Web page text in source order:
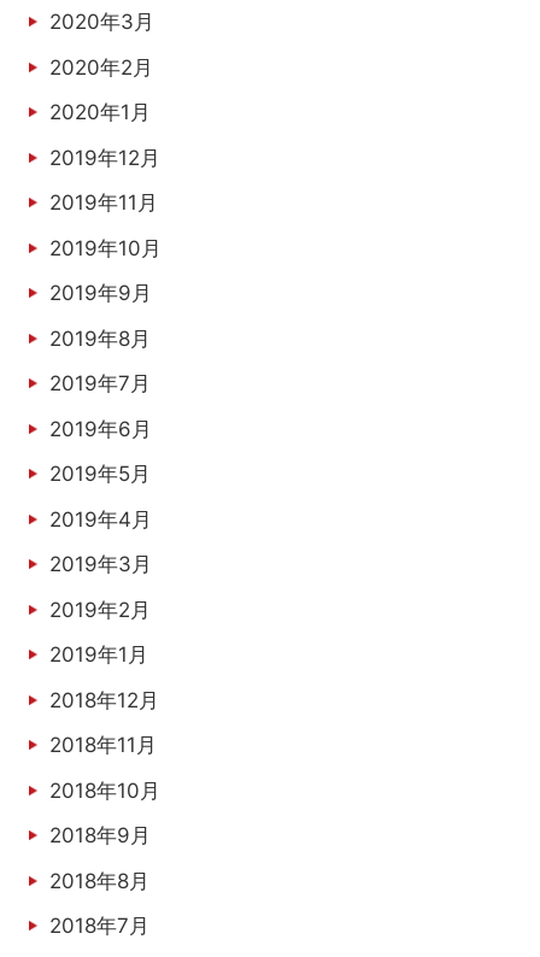
2020年3月
2020年2月
2020年1月
2019年12月
2019年11月
2019年10月
2019年9月
2019年8月
2019年7月
2019年6月
2019年5月
2019年4月
2019年3月
2019年2月
2019年1月
2018年12月
2018年11月
2018年10月
2018年9月
2018年8月
2018年7月